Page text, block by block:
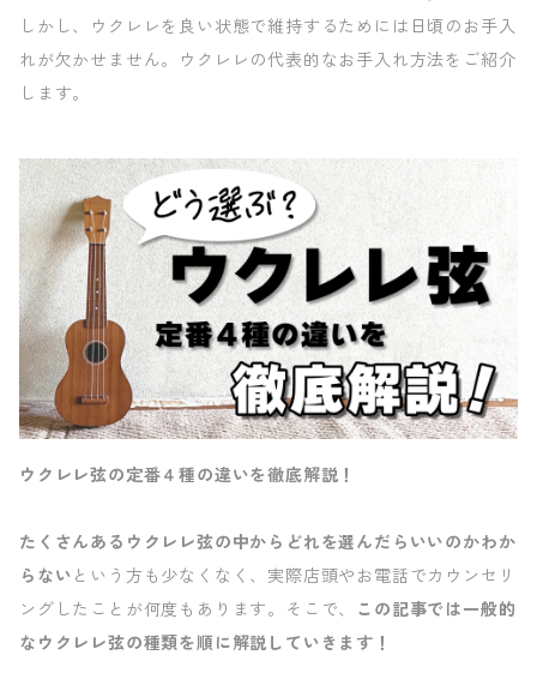
しかし、ウクレレを良い状態で維持するためには日頃のお手入
れが欠かせません。ウクレレの代表的なお手入れ方法をご紹介
します。
ウクレレ弦の定番４種の違いを徹底解説！
たくさんあるウクレレ弦の中からどれを選んだらいいのかわか
らない という方も少なくなく、実際店頭やお電話でカウンセリ
ングしたことが何度もあります。そこで、 この記事では一般的
なウクレレ弦の種類を順に解説していきます！